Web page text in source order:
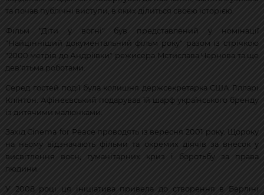
та почав публічні виступи, в яких ділиться своєю історією.
Фільм "Діти у вогні" був представлений у номінації
"Найцінніший документальний фільм року" разом із стрічкою
"2000 метрів до Андріївки" режисера Мстислава Чернова та ще
дев'ятьма роботами.
Серед гостей події була колишня держсекретарка США Гілларі
Клінтон. Афінеєвський подарував їй шарф українського бренду
із дитячими малюнками.
Захід Cinema for Peace проводять із вересня 2001 року. Щороку
на ньому відзначають фільми та окремих діячів за внесок у
висвітлення воєн, гуманітарних криз і боротьбу за права
людини.
У 2008 році ця ініціатива привела до створення в Берліні